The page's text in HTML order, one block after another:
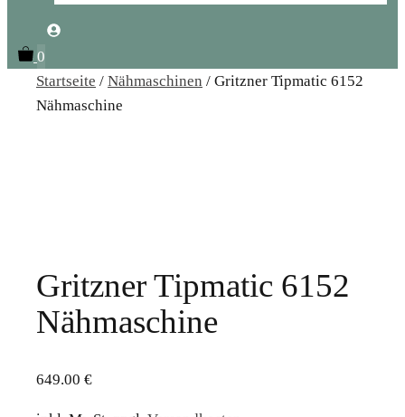
0
Startseite / Nähmaschinen / Gritzner Tipmatic 6152
Nähmaschine
Gritzner Tipmatic 6152
Nähmaschine
649.00 €